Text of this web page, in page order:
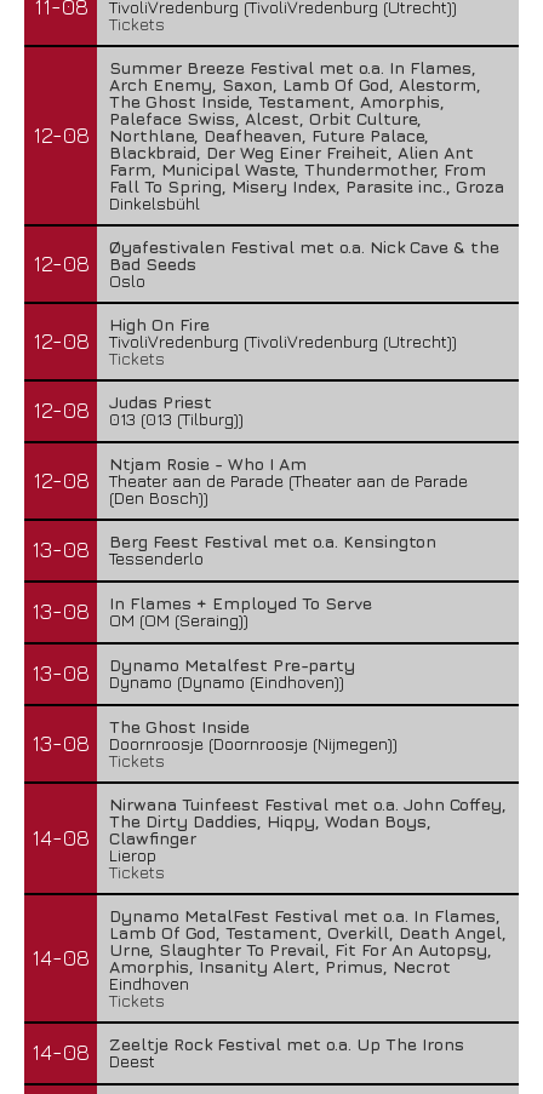
11-08
TivoliVredenburg (TivoliVredenburg (Utrecht))
Tickets
12-08
Summer Breeze Festival met o.a. In Flames,
Arch Enemy, Saxon, Lamb Of God, Alestorm,
The Ghost Inside, Testament, Amorphis,
Paleface Swiss, Alcest, Orbit Culture,
Northlane, Deafheaven, Future Palace,
Blackbraid, Der Weg Einer Freiheit, Alien Ant
Farm, Municipal Waste, Thundermother, From
Fall To Spring, Misery Index, Parasite inc., Groza
Dinkelsbühl
12-08
Øyafestivalen Festival met o.a. Nick Cave & the
Bad Seeds
Oslo
12-08
High On Fire
TivoliVredenburg (TivoliVredenburg (Utrecht))
Tickets
12-08
Judas Priest
013 (013 (Tilburg))
12-08
Ntjam Rosie - Who I Am
Theater aan de Parade (Theater aan de Parade
(Den Bosch))
13-08
Berg Feest Festival met o.a. Kensington
Tessenderlo
13-08
In Flames + Employed To Serve
OM (OM (Seraing))
13-08
Dynamo Metalfest Pre-party
Dynamo (Dynamo (Eindhoven))
13-08
The Ghost Inside
Doornroosje (Doornroosje (Nijmegen))
Tickets
14-08
Nirwana Tuinfeest Festival met o.a. John Coffey,
The Dirty Daddies, Hiqpy, Wodan Boys,
Clawfinger
Lierop
Tickets
14-08
Dynamo MetalFest Festival met o.a. In Flames,
Lamb Of God, Testament, Overkill, Death Angel,
Urne, Slaughter To Prevail, Fit For An Autopsy,
Amorphis, Insanity Alert, Primus, Necrot
Eindhoven
Tickets
14-08
Zeeltje Rock Festival met o.a. Up The Irons
Deest